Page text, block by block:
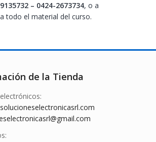
– 0424-2673734, o a
todo el material del curso.
de la Tienda